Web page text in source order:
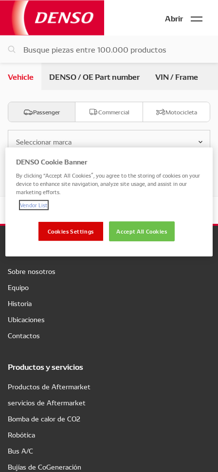
Abrir
Vehicle DENSO / OE Part number VIN / Frame
Passenger Commercial Motocicleta
Seleccionar marca
Seleccionar modelo
Sobre nosotros
Equipo
Historia
Ubicaciones
Contactos
Productos y servicios
Productos de Aftermarket
servicios de Aftermarket
Bomba de calor de CO2
Robótica
Bus A/C
Bujías de CoGeneración
DENSO Cookie Banner
By clicking “Accept All Cookies”, you agree to the storing of cookies on your
device to enhance site navigation, analyze site usage, and assist in our
marketing efforts.
Vendor List
Accept All Cookies
Cookies Settings